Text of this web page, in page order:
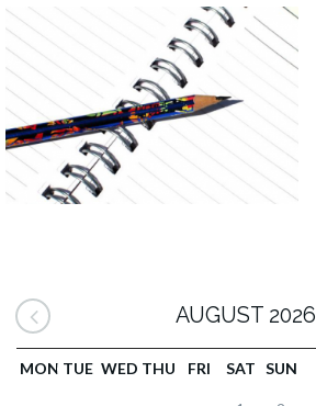
AUGUST 2026
MON TUE WED THU FRI SAT SUN